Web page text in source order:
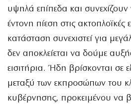
υψηλά επίπεδα και
έντονη πίεση στις ακτοπλοϊκές
κατάσταση συνεχιστεί για
δεν αποκλείεται να δούμε
εισιτήρια. Ήδη βρίσκονται σε
μεταξύ των εκπροσώπων του
κυβέρνησης, προκειμένου να